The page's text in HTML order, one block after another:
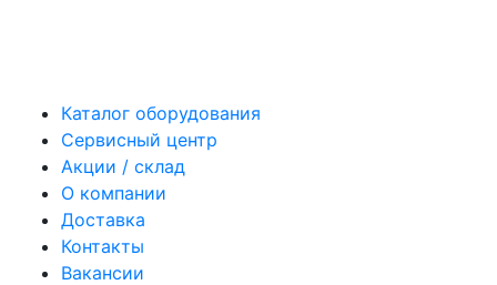
Каталог оборудования
Сервисный центр
Акции / склад
О компании
Доставка
Контакты
Вакансии